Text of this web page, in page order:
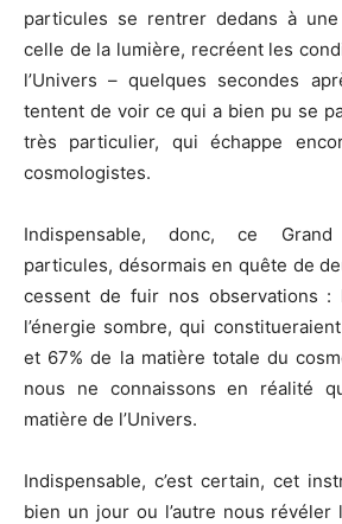
particules se rentrer dedans à
celle de la lumière, recréent les
l’Univers – quelques secondes
tentent de voir ce qui a bien pu se
très particulier, qui échappe
cosmologistes.
Indispensable, donc, ce
particules, désormais en quête de
cessent de fuir nos observations
l’énergie sombre, qui
et 67% de la matière totale du
nous ne connaissons en réalité
matière de l’Univers.
Indispensable, c’est certain, cet
bien un jour ou l’autre nous